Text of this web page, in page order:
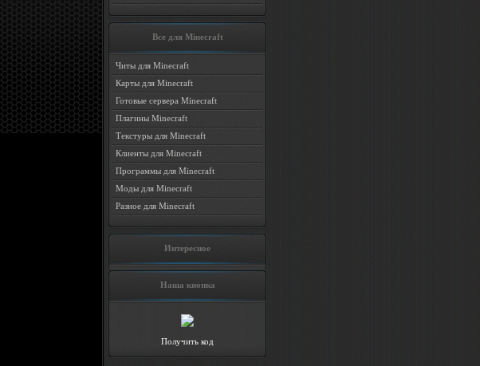
Все для Minecraft
Читы для Minecraft
Карты для Minecraft
Готовые сервера Minecraft
Плагины Minecraft
Текстуры для Minecraft
Клиенты для Minecraft
Программы для Minecraft
Моды для Minecraft
Разное для Minecraft
Интересное
Наша кнопка
Получить код